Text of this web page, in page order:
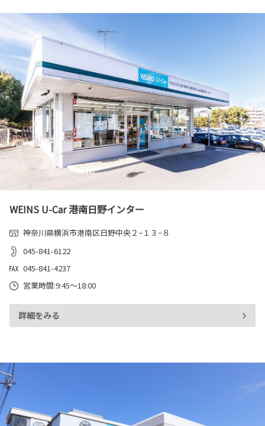
WEINS U-Car 港南日野インター
神奈川県横浜市港南区日野中央２−１３−８
045-841-6122
045-841-4237
営業時間:9:45～18:00
詳細をみる